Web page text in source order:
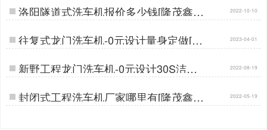
洛阳隧道式洗车机报价多少钱[隆茂鑫晟]
…
2022-10-10
往复式龙门洗车机-0元设计量身定做[隆
茂鑫晟]…
2023-04-01
新野工程龙门洗车机-0元设计30S洁净
方案[隆茂鑫晟]…
2022-08-19
封闭式工程洗车机厂家哪里有[隆茂鑫晟]
…
2022-05-19